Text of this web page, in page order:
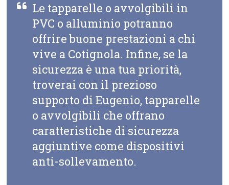
Le tapparelle o avvolgibili in
PVC o alluminio potranno
offrire buone prestazioni a chi
vive a Cotignola. Infine, se la
sicurezza è una tua priorità,
troverai con il prezioso
supporto di Eugenio, tapparelle
o avvolgibili che offrano
caratteristiche di sicurezza
aggiuntive come dispositivi
anti-sollevamento.